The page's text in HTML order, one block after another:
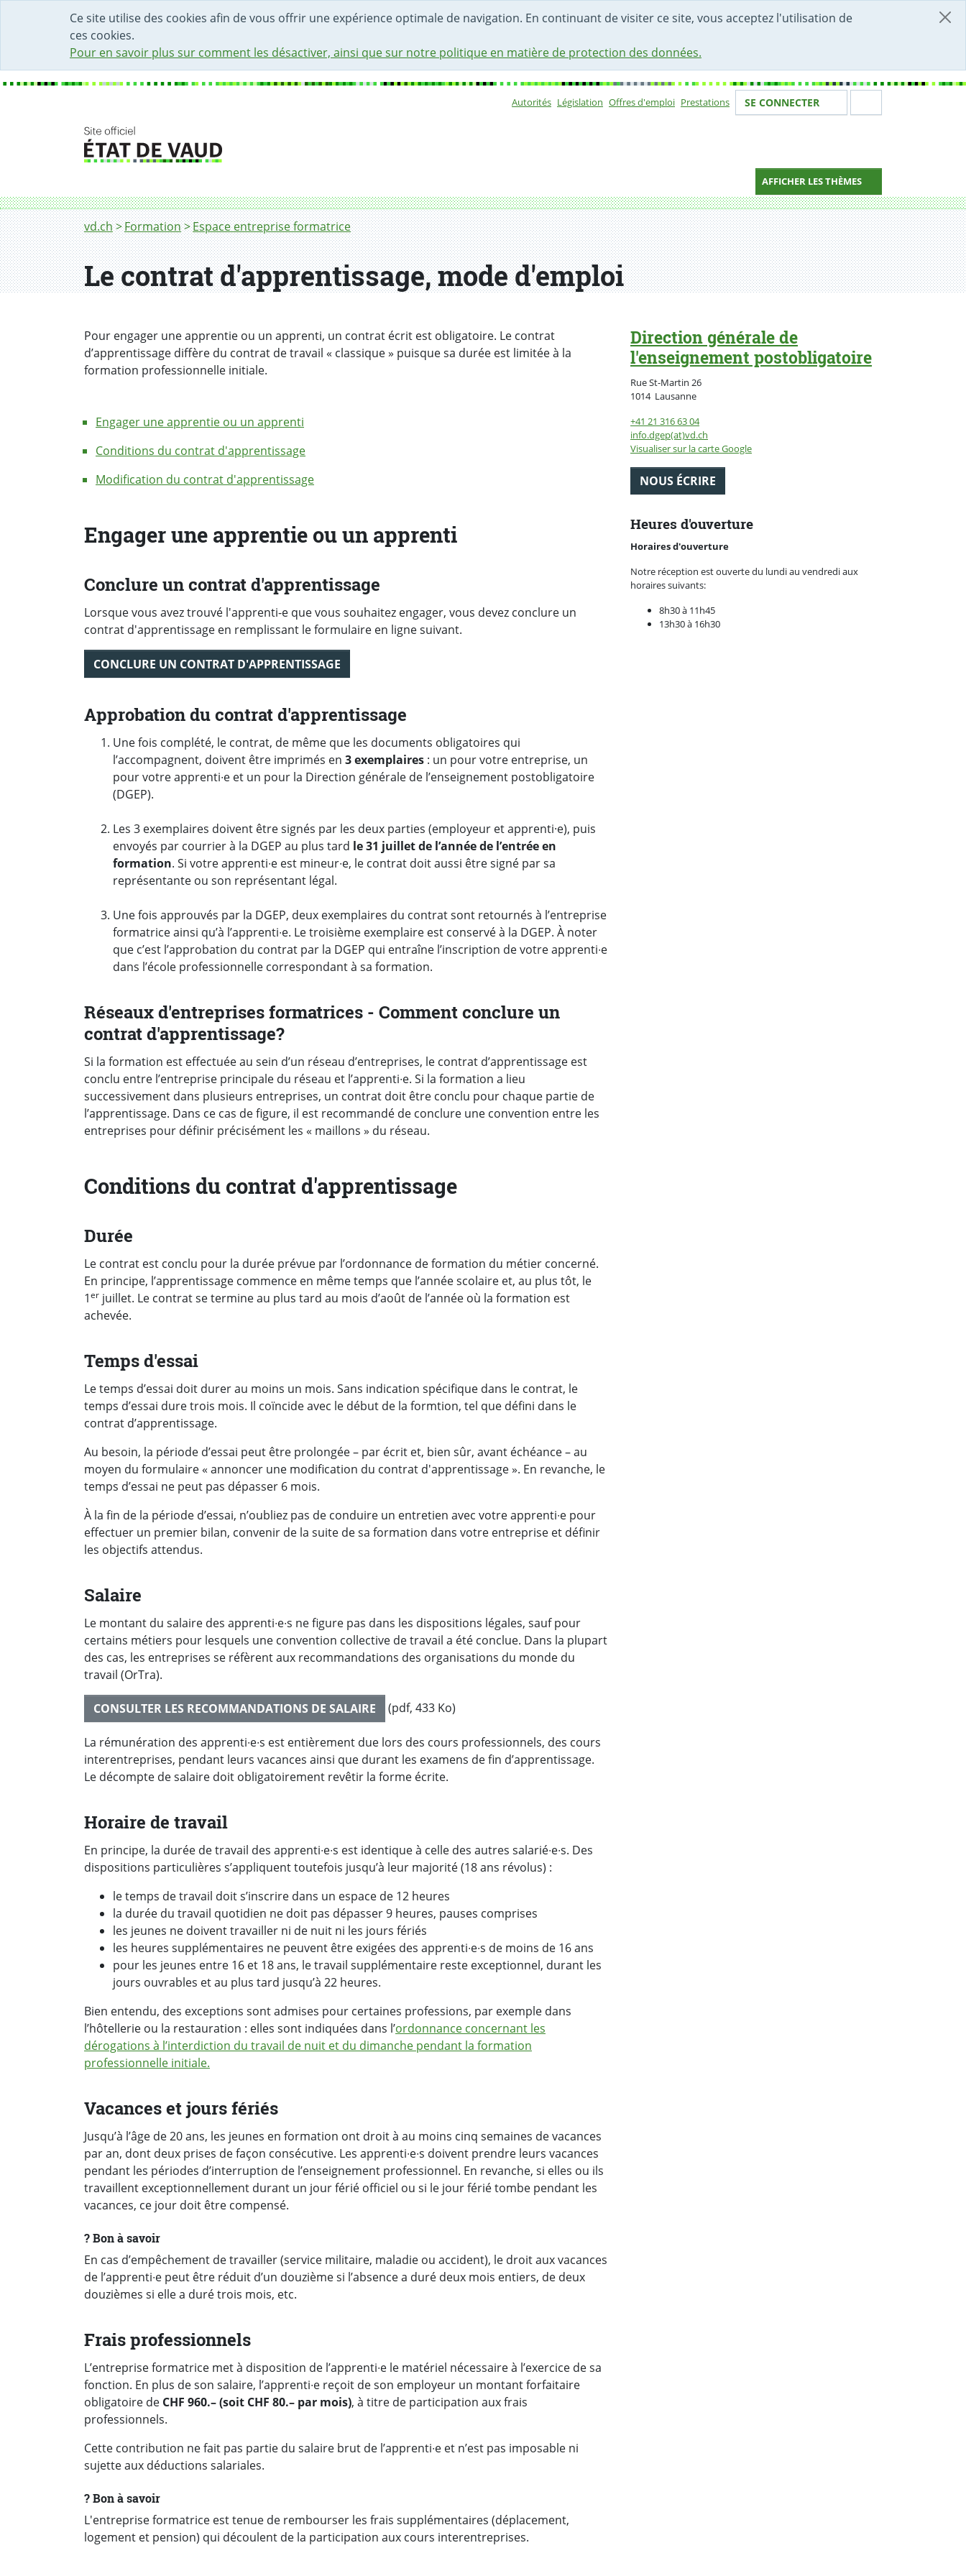
Ce site utilise des cookies afin de vous offrir une expérience optimale de navigation. En continuant de visiter ce site, vous acceptez l'utilisation de
ces cookies.
Pour en savoir plus sur comment les désactiver, ainsi que sur notre politique en matière de protection des données.
DÉBUT DU CONTENU DE LA PAGE
ACCÈS AU CHAMP DE RECHERCHE
PAGE D'ACCUEIL
FORMULAIRE DE CONTACT
Autorités Législation Offres d'emploi Prestations Votre identité
SE CONNECTER
AFFICHER LES THÈMES
Fil d'Ariane
vd.ch Formation Espace entreprise formatrice
Le contrat d'apprentissage, mode d'emploi
Le contrat d'apprentissage, mode d'emploi
Pour engager une apprentie ou un apprenti, un contrat écrit est obligatoire. Le contrat
d’apprentissage diffère du contrat de travail « classique » puisque sa durée est limitée à la
formation professionnelle initiale.
Engager une apprentie ou un apprenti
Conditions du contrat d'apprentissage
Modification du contrat d'apprentissage
Engager une apprentie ou un apprenti
Conclure un contrat d'apprentissage
Lorsque vous avez trouvé l'apprenti-e que vous souhaitez engager, vous devez conclure un
contrat d'apprentissage en remplissant le formulaire en ligne suivant.
CONCLURE UN CONTRAT D'APPRENTISSAGE
Approbation du contrat d'apprentissage
Une fois complété, le contrat, de même que les documents obligatoires qui
l’accompagnent, doivent être imprimés en 3 exemplaires : un pour votre entreprise, un
pour votre apprenti∙e et un pour la Direction générale de l’enseignement postobligatoire
(DGEP).
Les 3 exemplaires doivent être signés par les deux parties (employeur et apprenti·e), puis
envoyés par courrier à la DGEP au plus tard le 31 juillet de l’année de l’entrée en
formation. Si votre apprenti∙e est mineur∙e, le contrat doit aussi être signé par sa
représentante ou son représentant légal.
Une fois approuvés par la DGEP, deux exemplaires du contrat sont retournés à l’entreprise
formatrice ainsi qu’à l’apprenti∙e. Le troisième exemplaire est conservé à la DGEP. À noter
que c’est l’approbation du contrat par la DGEP qui entraîne l’inscription de votre apprenti∙e
dans l’école professionnelle correspondant à sa formation.
Réseaux d'entreprises formatrices - Comment conclure un
contrat d'apprentissage?
Si la formation est effectuée au sein d’un réseau d’entreprises, le contrat d’apprentissage est
conclu entre l’entreprise principale du réseau et l’apprenti∙e. Si la formation a lieu
successivement dans plusieurs entreprises, un contrat doit être conclu pour chaque partie de
l’apprentissage. Dans ce cas de figure, il est recommandé de conclure une convention entre les
entreprises pour définir précisément les « maillons » du réseau.
Conditions du contrat d'apprentissage
Durée
Le contrat est conclu pour la durée prévue par l’ordonnance de formation du métier concerné.
En principe, l’apprentissage commence en même temps que l’année scolaire et, au plus tôt, le
1er juillet. Le contrat se termine au plus tard au mois d’août de l’année où la formation est
achevée.
Temps d'essai
Le temps d’essai doit durer au moins un mois. Sans indication spécifique dans le contrat, le
temps d’essai dure trois mois. Il coïncide avec le début de la formtion, tel que défini dans le
contrat d’apprentissage.
Au besoin, la période d’essai peut être prolongée – par écrit et, bien sûr, avant échéance – au
moyen du formulaire « annoncer une modification du contrat d'apprentissage ». En revanche, le
temps d’essai ne peut pas dépasser 6 mois.
À la fin de la période d’essai, n’oubliez pas de conduire un entretien avec votre apprenti∙e pour
effectuer un premier bilan, convenir de la suite de sa formation dans votre entreprise et définir
les objectifs attendus.
Salaire
Le montant du salaire des apprenti∙e∙s ne figure pas dans les dispositions légales, sauf pour
certains métiers pour lesquels une convention collective de travail a été conclue. Dans la plupart
des cas, les entreprises se réfèrent aux recommandations des organisations du monde du
travail (OrTra).
CONSULTER LES RECOMMANDATIONS DE SALAIRE (pdf, 433 Ko)
La rémunération des apprenti∙e∙s est entièrement due lors des cours professionnels, des cours
interentreprises, pendant leurs vacances ainsi que durant les examens de fin d’apprentissage.
Le décompte de salaire doit obligatoirement revêtir la forme écrite.
Horaire de travail
En principe, la durée de travail des apprenti∙e∙s est identique à celle des autres salarié∙e∙s. Des
dispositions particulières s’appliquent toutefois jusqu’à leur majorité (18 ans révolus) :
le temps de travail doit s’inscrire dans un espace de 12 heures
la durée du travail quotidien ne doit pas dépasser 9 heures, pauses comprises
les jeunes ne doivent travailler ni de nuit ni les jours fériés
les heures supplémentaires ne peuvent être exigées des apprenti∙e∙s de moins de 16 ans
pour les jeunes entre 16 et 18 ans, le travail supplémentaire reste exceptionnel, durant les
jours ouvrables et au plus tard jusqu’à 22 heures.
Bien entendu, des exceptions sont admises pour certaines professions, par exemple dans
l’hôtellerie ou la restauration : elles sont indiquées dans l’ordonnance concernant les
dérogations à l’interdiction du travail de nuit et du dimanche pendant la formation
professionnelle initiale.
Vacances et jours fériés
Jusqu’à l’âge de 20 ans, les jeunes en formation ont droit à au moins cinq semaines de vacances
par an, dont deux prises de façon consécutive. Les apprenti∙e∙s doivent prendre leurs vacances
pendant les périodes d’interruption de l’enseignement professionnel. En revanche, si elles ou ils
travaillent exceptionnellement durant un jour férié officiel ou si le jour férié tombe pendant les
vacances, ce jour doit être compensé.
?️ Bon à savoir
En cas d’empêchement de travailler (service militaire, maladie ou accident), le droit aux vacances
de l’apprenti∙e peut être réduit d’un douzième si l’absence a duré deux mois entiers, de deux
douzièmes si elle a duré trois mois, etc.
Frais professionnels
L’entreprise formatrice met à disposition de l’apprenti∙e le matériel nécessaire à l’exercice de sa
fonction. En plus de son salaire, l’apprenti∙e reçoit de son employeur un montant forfaitaire
obligatoire de CHF 960.– (soit CHF 80.– par mois), à titre de participation aux frais
professionnels.
Cette contribution ne fait pas partie du salaire brut de l’apprenti∙e et n’est pas imposable ni
sujette aux déductions salariales.
?️ Bon à savoir
L'entreprise formatrice est tenue de rembourser les frais supplémentaires (déplacement,
logement et pension) qui découlent de la participation aux cours interentreprises.
Direction générale de
l'enseignement postobligatoire
Rue St-Martin 26
1014 LausanneSuisse
+41 21 316 63 04
info.dgep(at)vd.ch
Visualiser sur la carte Google
NOUS ÉCRIRE
Heures d'ouverture
Horaires d'ouverture
Notre réception est ouverte du lundi au vendredi aux
horaires suivants:
8h30 à 11h45
13h30 à 16h30